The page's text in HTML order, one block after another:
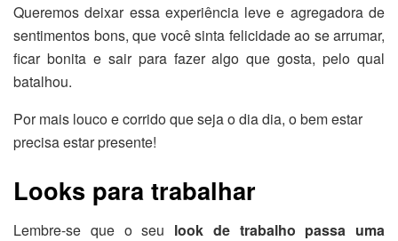
Queremos deixar essa experiência leve e agregadora de
sentimentos bons, que você sinta felicidade ao se arrumar,
ficar bonita e sair para fazer algo que gosta, pelo qual
batalhou.
Por mais louco e corrido que seja o dia dia, o bem estar
precisa estar presente!
Looks para trabalhar
Lembre-se que o seu look de trabalho passa uma